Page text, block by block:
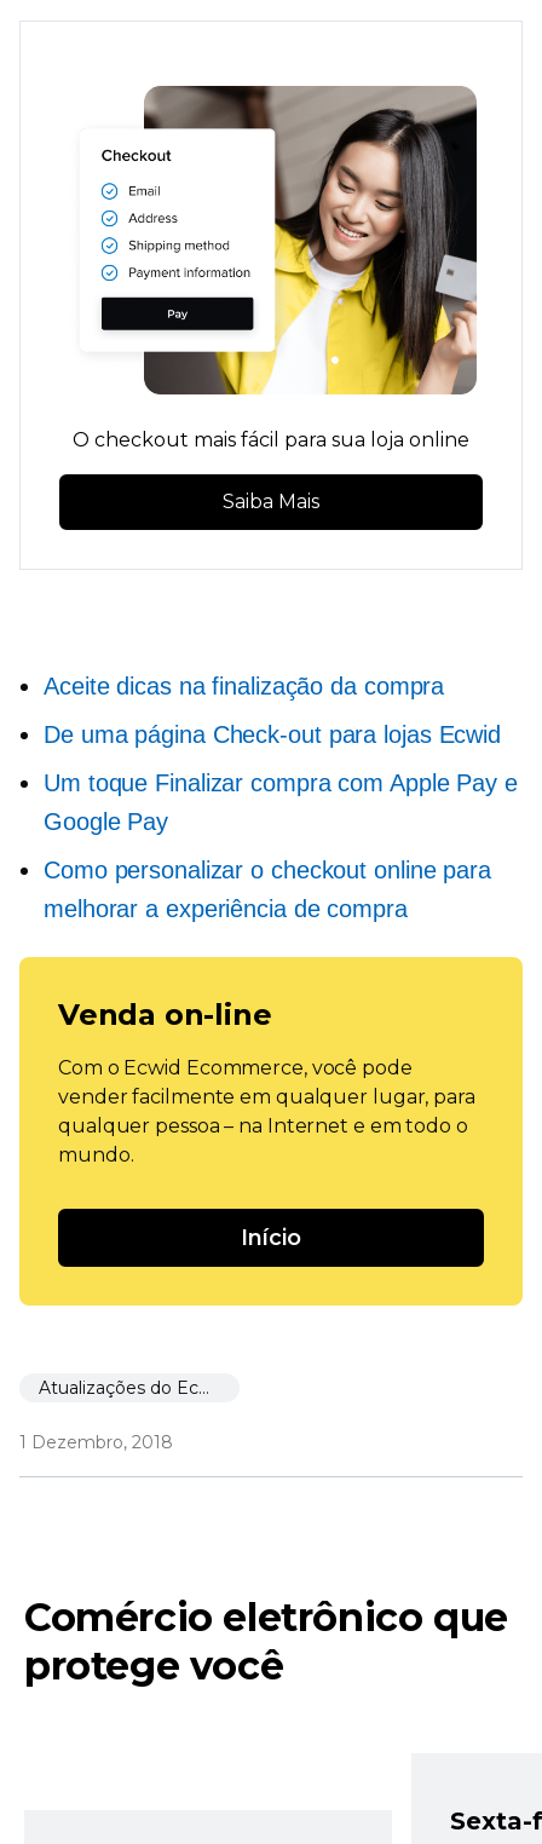
O checkout mais fácil para sua loja online
Saiba Mais
Aceite dicas na finalização da compra
De uma páginaCheck-out para lojas Ecwid
Um toque Finalizar compra com Apple Pay e
Google Pay
Como personalizar o checkout online para
melhorar a experiência de compra
Venda on-line
Com o Ecwid Ecommerce, você pode
vender facilmente em qualquer lugar, para
qualquer pessoa – na Internet e em todo o
mundo.
Início
Atualizações do Ecwid
1 Dezembro, 2018
Comércio eletrônico que
protege você
Sexta-